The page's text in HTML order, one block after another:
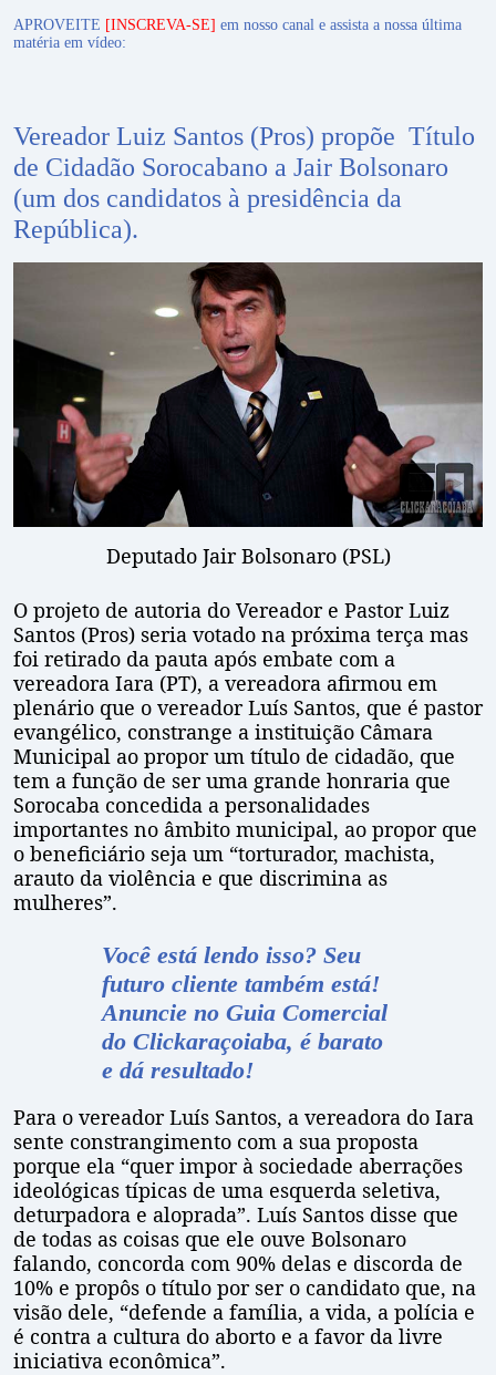
APROVEITE [INSCREVA-SE] em nosso canal e assista a nossa última
matéria em vídeo:
Vereador Luiz Santos (Pros) propõe Título
de Cidadão Sorocabano a Jair Bolsonaro
(um dos candidatos à presidência da
República).
Deputado Jair Bolsonaro (PSL)
O projeto de autoria do Vereador e Pastor Luiz
Santos (Pros) seria votado na próxima terça mas
foi retirado da pauta após embate com a
vereadora Iara (PT), a vereadora afirmou em
plenário que o vereador Luís Santos, que é pastor
evangélico, constrange a instituição Câmara
Municipal ao propor um título de cidadão, que
tem a função de ser uma grande honraria que
Sorocaba concedida a personalidades
importantes no âmbito municipal, ao propor que
o beneficiário seja um “torturador, machista,
arauto da violência e que discrimina as
mulheres”.
Você está lendo isso? Seu
futuro cliente também está!
Anuncie no Guia Comercial
do Clickaraçoiaba, é barato
e dá resultado!
Para o vereador Luís Santos, a vereadora do Iara
sente constrangimento com a sua proposta
porque ela “quer impor à sociedade aberrações
ideológicas típicas de uma esquerda seletiva,
deturpadora e aloprada”. Luís Santos disse que
de todas as coisas que ele ouve Bolsonaro
falando, concorda com 90% delas e discorda de
10% e propôs o título por ser o candidato que, na
visão dele, “defende a família, a vida, a polícia e
é contra a cultura do aborto e a favor da livre
iniciativa econômica”.